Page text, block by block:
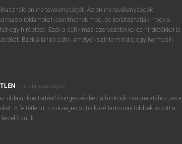
próbaverziójának elindításához
regisztrálok ésbelépek.
REGISZTRÁCIÓ
online tevékenységét. Az online tevékenységek
reklámokat jeleníthetnek meg, és korlátozhatják, hogy a
egy hirdetést. Ezek a sütik más szervezetekkel és hirdetőkkel is
Ezek állandó sütik, amelyek szinte mindig egy harmadik
(mindig szükséges)
oldalunkon történő böngészéshez,a funkciók használatához, és a
A feltétlenül szükséges sütik közé tartoznak többek között a
sütik.